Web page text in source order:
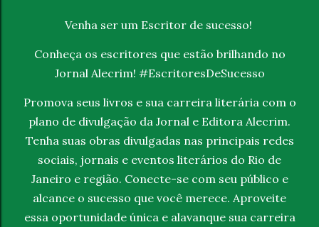
Venha ser um Escritor de sucesso!
Conheça os escritores que estão brilhando no
Jornal Alecrim! #EscritoresDeSucesso
Promova seus livros e sua carreira literária com o
plano de divulgação da Jornal e Editora Alecrim.
Tenha suas obras divulgadas nas principais redes
sociais, jornais e eventos literários do Rio de
Janeiro e região. Conecte-se com seu público e
alcance o sucesso que você merece. Aproveite
essa oportunidade única e alavanque sua carreira